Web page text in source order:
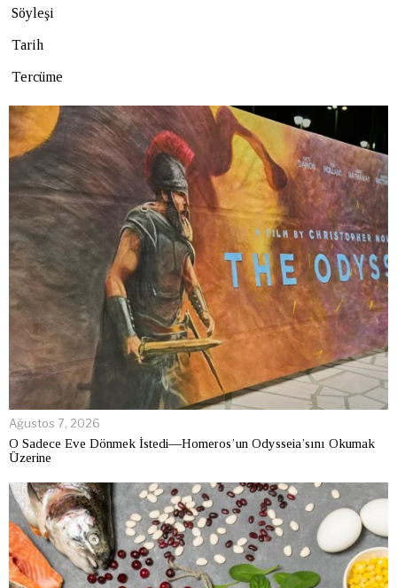
Söyleşi
Tarih
Tercüme
Ağustos 7, 2026
O Sadece Eve Dönmek İstedi—Homeros’un Odysseia’sını Okumak
Üzerine